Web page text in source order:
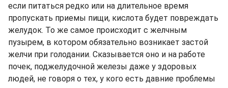
если питаться редко или на длительное время
пропускать приемы пищи, кислота будет повреждать
желудок. То же самое происходит с желчным
пузырем, в котором обязательно возникает застой
желчи при голодании. Сказывается оно и на работе
почек, поджелудочной железы даже у здоровых
людей, не говоря о тех, у кого есть давние проблемы